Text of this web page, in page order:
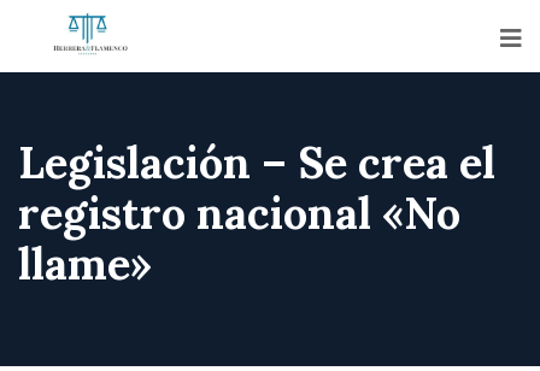
Legislación – Se crea el
registro nacional «No
llame»